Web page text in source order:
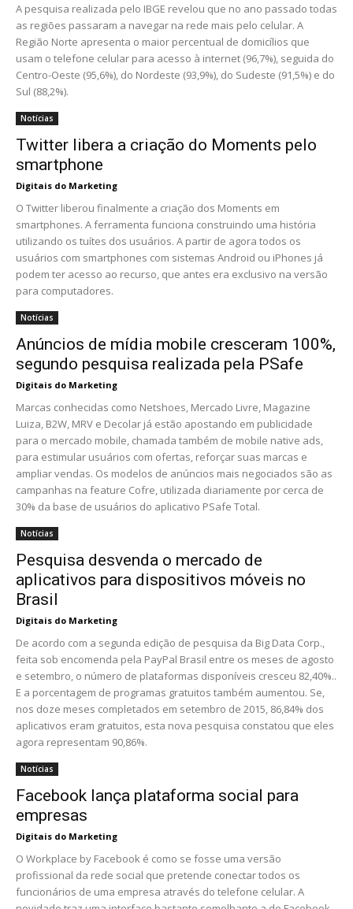
A pesquisa realizada pelo IBGE revelou que no ano passado todas
as regiões passaram a navegar na rede mais pelo celular. A
Região Norte apresenta o maior percentual de domicílios que
usam o telefone celular para acesso à internet (96,7%), seguida do
Centro-Oeste (95,6%), do Nordeste (93,9%), do Sudeste (91,5%) e do
Sul (88,2%).
Notícias
Twitter libera a criação do Moments pelo
smartphone
Digitais do Marketing
O Twitter liberou finalmente a criação dos Moments em
smartphones. A ferramenta funciona construindo uma história
utilizando os tuítes dos usuários. A partir de agora todos os
usuários com smartphones com sistemas Android ou iPhones já
podem ter acesso ao recurso, que antes era exclusivo na versão
para computadores.
Notícias
Anúncios de mídia mobile cresceram 100%,
segundo pesquisa realizada pela PSafe
Digitais do Marketing
Marcas conhecidas como Netshoes, Mercado Livre, Magazine
Luiza, B2W, MRV e Decolar já estão apostando em publicidade
para o mercado mobile, chamada também de mobile native ads,
para estimular usuários com ofertas, reforçar suas marcas e
ampliar vendas. Os modelos de anúncios mais negociados são as
campanhas na feature Cofre, utilizada diariamente por cerca de
30% da base de usuários do aplicativo PSafe Total.
Notícias
Pesquisa desvenda o mercado de
aplicativos para dispositivos móveis no
Brasil
Digitais do Marketing
De acordo com a segunda edição de pesquisa da Big Data Corp.,
feita sob encomenda pela PayPal Brasil entre os meses de agosto
e setembro, o número de plataformas disponíveis cresceu 82,40%..
E a porcentagem de programas gratuitos também aumentou. Se,
nos doze meses completados em setembro de 2015, 86,84% dos
aplicativos eram gratuitos, esta nova pesquisa constatou que eles
agora representam 90,86%.
Notícias
Facebook lança plataforma social para
empresas
Digitais do Marketing
O Workplace by Facebook é como se fosse uma versão
profissional da rede social que pretende conectar todos os
funcionários de uma empresa através do telefone celular. A